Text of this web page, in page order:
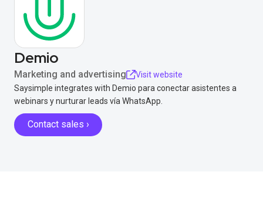
Demio
Marketing and advertising
Visit website
Saysimple integrates with Demio para conectar asistentes a
webinars y nurturar leads vía WhatsApp.
Contact sales ›